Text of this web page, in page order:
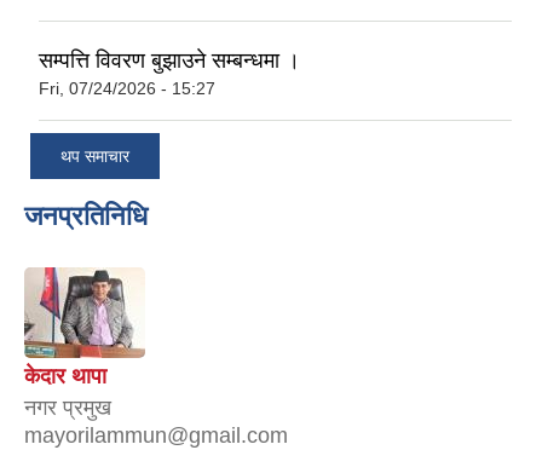
सम्पत्ति विवरण बुझाउने सम्बन्धमा ।
Fri, 07/24/2026 - 15:27
थप समाचार
जनप्रतिनिधि
केदार थापा
नगर प्रमुख
mayorilammun@gmail.com